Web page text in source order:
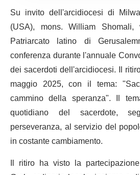
Su invito dell'arcidiocesi di
(USA), mons. William
Patriarcato latino di
conferenza durante l'annuale
dei sacerdoti dell'arcidiocesi. Il
maggio 2025, con il tema:
cammino della speranza". Il
quotidiano del sacerdote,
perseveranza, al servizio del
in costante cambiamento.
Il ritiro ha visto la